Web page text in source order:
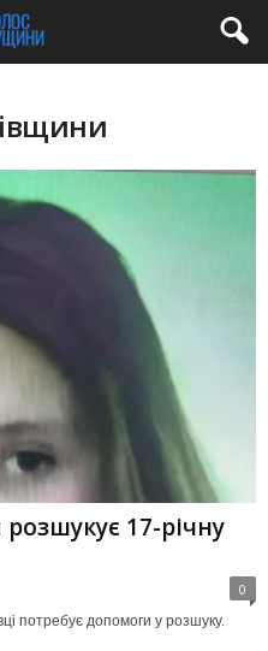
17-річну
0
потребує допомоги у розшуку.